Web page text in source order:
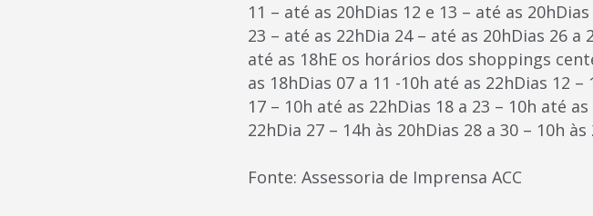
11 – até as 20hDias 12 e 13 – até as
23 – até as 22hDia 24 – até as 20hDias 26 a
até as 18hE os horários dos shoppings
as 18hDias 07 a 11 -10h até as 22hDias 12
17 – 10h até as 22hDias 18 a 23 – 10h até
22hDia 27 – 14h às 20hDias 28 a 30 – 10h
Fonte: Assessoria de Imprensa ACC